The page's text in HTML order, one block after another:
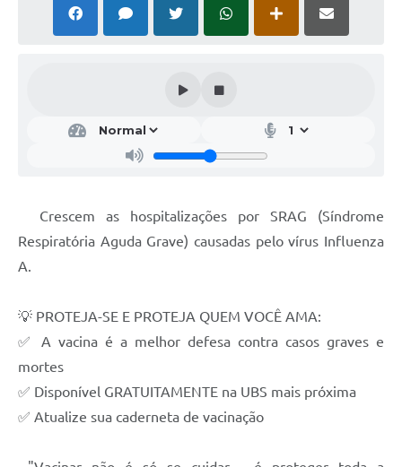
Crescem as hospitalizações por SRAG (Síndrome
Respiratória Aguda Grave) causadas pelo vírus Influenza
A.
💡 PROTEJA-SE E PROTEJA QUEM VOCÊ AMA:
✅ A vacina é a melhor defesa contra casos graves e
mortes
✅ Disponível GRATUITAMENTE na UBS mais próxima
✅ Atualize sua caderneta de vacinação